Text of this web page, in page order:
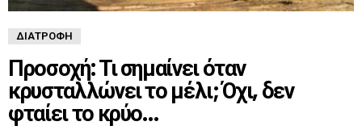
ΔΙΑΤΡΟΦΉ
Προσοχή: Τι σημαίνει όταν
κρυσταλλώνει το μέλι; Όχι, δεν
φταίει το κρύο…